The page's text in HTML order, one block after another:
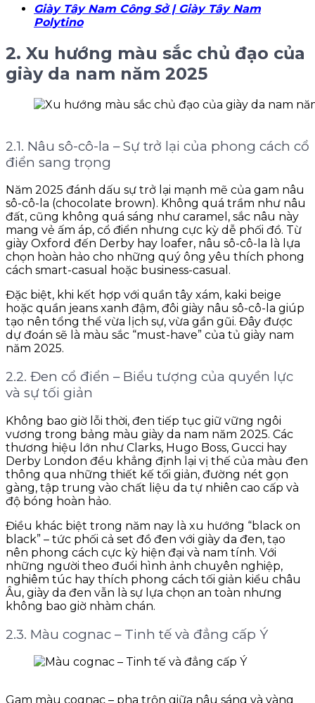
Giày Tây Nam Công Sở | Giày Tây Nam
Polytino
2. Xu hướng màu sắc chủ đạo của
giày da nam năm 2025
2.1. Nâu sô-cô-la – Sự trở lại của phong cách cổ
điển sang trọng
Năm 2025 đánh dấu sự trở lại mạnh mẽ của gam nâu
sô-cô-la (chocolate brown). Không quá trầm như nâu
đất, cũng không quá sáng như caramel, sắc nâu này
mang vẻ ấm áp, cổ điển nhưng cực kỳ dễ phối đồ. Từ
giày Oxford đến Derby hay loafer, nâu sô-cô-la là lựa
chọn hoàn hảo cho những quý ông yêu thích phong
cách smart-casual hoặc business-casual.
Đặc biệt, khi kết hợp với quần tây xám, kaki beige
hoặc quần jeans xanh đậm, đôi giày nâu sô-cô-la giúp
tạo nên tổng thể vừa lịch sự, vừa gần gũi. Đây được
dự đoán sẽ là màu sắc “must-have” của tủ giày nam
năm 2025.
2.2. Đen cổ điển – Biểu tượng của quyền lực
và sự tối giản
Không bao giờ lỗi thời, đen tiếp tục giữ vững ngôi
vương trong bảng màu giày da nam năm 2025. Các
thương hiệu lớn như Clarks, Hugo Boss, Gucci hay
Derby London đều khẳng định lại vị thế của màu đen
thông qua những thiết kế tối giản, đường nét gọn
gàng, tập trung vào chất liệu da tự nhiên cao cấp và
độ bóng hoàn hảo.
Điều khác biệt trong năm nay là xu hướng “black on
black” – tức phối cả set đồ đen với giày da đen, tạo
nên phong cách cực kỳ hiện đại và nam tính. Với
những người theo đuổi hình ảnh chuyên nghiệp,
nghiêm túc hay thích phong cách tối giản kiểu châu
Âu, giày da đen vẫn là sự lựa chọn an toàn nhưng
không bao giờ nhàm chán.
2.3. Màu cognac – Tinh tế và đẳng cấp Ý
Gam màu cognac – pha trộn giữa nâu sáng và vàng